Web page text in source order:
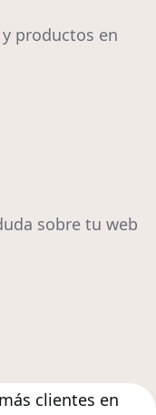
productos en
sobre tu web
clientes en